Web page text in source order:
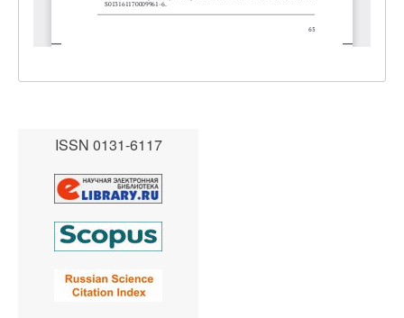
ISSN 0131-6117